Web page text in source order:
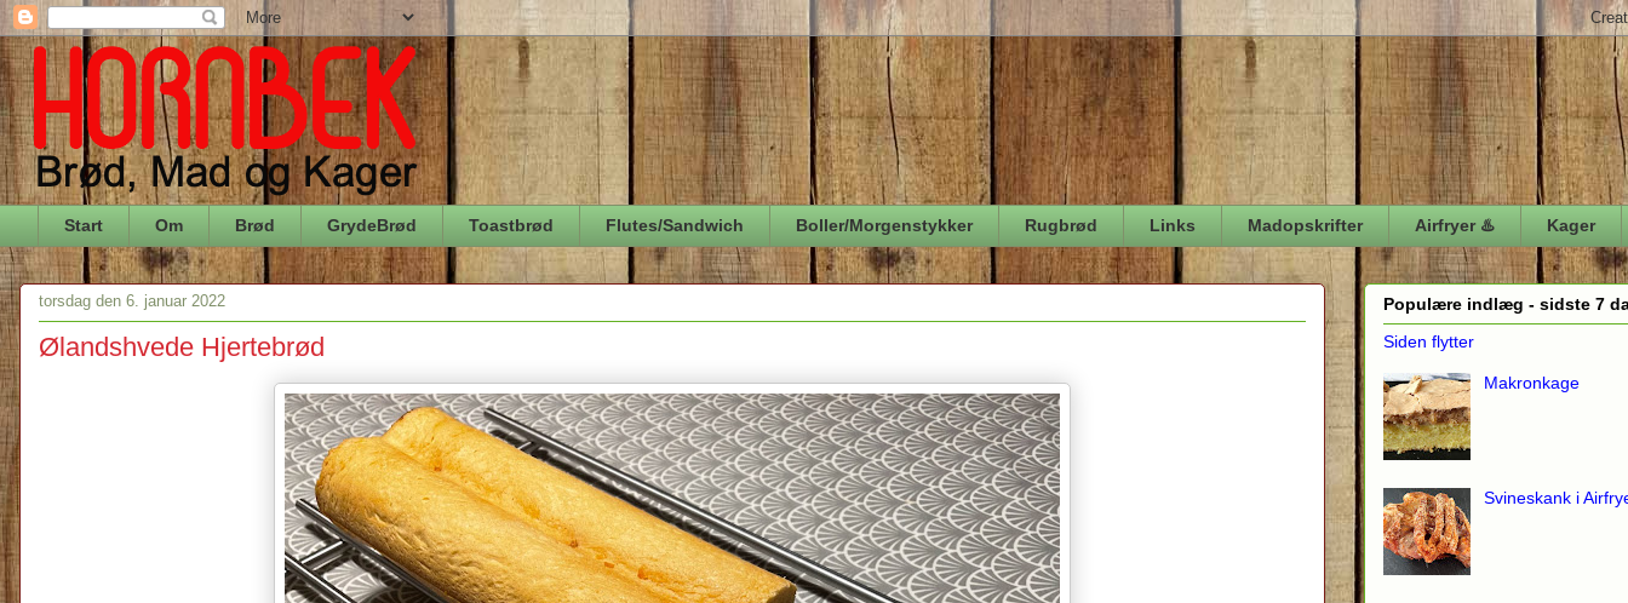
Start Om Brød GrydeBrød Toastbrød Flutes/Sandwich Boller/Morgenstykker Rugbrød Links Madopskrifter Airfryer ♨️ Kager
torsdag den 6. januar 2022
Ølandshvede Hjertebrød
Populære indlæg - sidste 7
Siden flytter
Makronkage
Svineskank i